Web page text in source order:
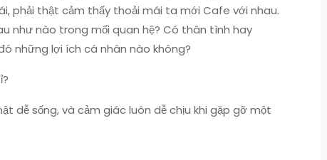
phải thật cảm thấy thoải mái ta mới Cafe với nhau.
như nào trong mối quan hệ? Có thân tình hay
những lợi ích cá nhân nào không?
dễ sống, và cảm giác luôn dễ chịu khi gặp gỡ một